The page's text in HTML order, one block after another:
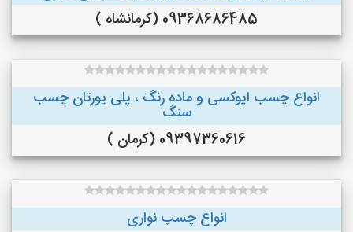
09368686485 (کرمانشاه )
انواع چسب اپوکسی و ماده رنگ ، پلی یورتان چسب
سنگ
09397360616 (کرمان )
انواع چسب نواری